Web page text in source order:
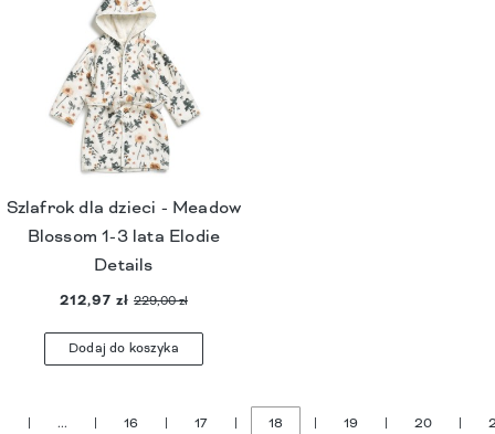
Szlafrok dla dzieci - Meadow
Blossom 1-3 lata Elodie
Details
212,97 zł 229,00 zł
Dodaj do koszyka
| ... | 16 | 17 | 18 | 19 | 20 |